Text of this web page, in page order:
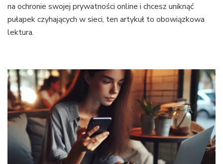
na ochronie swojej prywatności online i chcesz uniknąć
pułapek czyhających w sieci, ten artykuł to obowiązkowa
lektura.